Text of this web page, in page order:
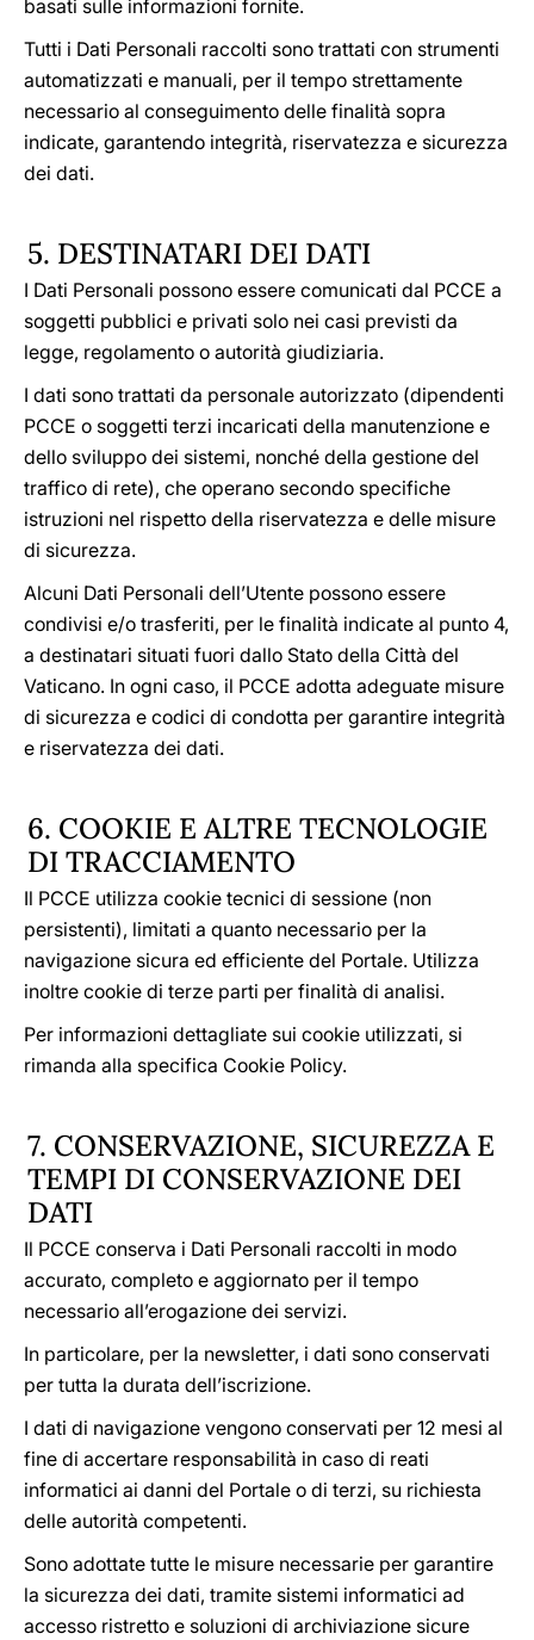
basati sulle informazioni fornite.
Tutti i Dati Personali raccolti sono trattati con strumenti
automatizzati e manuali, per il tempo strettamente
necessario al conseguimento delle finalità sopra
indicate, garantendo integrità, riservatezza e sicurezza
dei dati.
5. DESTINATARI DEI DATI
I Dati Personali possono essere comunicati dal PCCE a
soggetti pubblici e privati solo nei casi previsti da
legge, regolamento o autorità giudiziaria.
I dati sono trattati da personale autorizzato (dipendenti
PCCE o soggetti terzi incaricati della manutenzione e
dello sviluppo dei sistemi, nonché della gestione del
traffico di rete), che operano secondo specifiche
istruzioni nel rispetto della riservatezza e delle misure
di sicurezza.
Alcuni Dati Personali dell’Utente possono essere
condivisi e/o trasferiti, per le finalità indicate al punto 4,
a destinatari situati fuori dallo Stato della Città del
Vaticano. In ogni caso, il PCCE adotta adeguate misure
di sicurezza e codici di condotta per garantire integrità
e riservatezza dei dati.
6. COOKIE E ALTRE TECNOLOGIE
DI TRACCIAMENTO
Il PCCE utilizza cookie tecnici di sessione (non
persistenti), limitati a quanto necessario per la
navigazione sicura ed efficiente del Portale. Utilizza
inoltre cookie di terze parti per finalità di analisi.
Per informazioni dettagliate sui cookie utilizzati, si
rimanda alla specifica Cookie Policy.
7. CONSERVAZIONE, SICUREZZA E
TEMPI DI CONSERVAZIONE DEI
DATI
Il PCCE conserva i Dati Personali raccolti in modo
accurato, completo e aggiornato per il tempo
necessario all’erogazione dei servizi.
In particolare, per la newsletter, i dati sono conservati
per tutta la durata dell’iscrizione.
I dati di navigazione vengono conservati per 12 mesi al
fine di accertare responsabilità in caso di reati
informatici ai danni del Portale o di terzi, su richiesta
delle autorità competenti.
Sono adottate tutte le misure necessarie per garantire
la sicurezza dei dati, tramite sistemi informatici ad
accesso ristretto e soluzioni di archiviazione sicure